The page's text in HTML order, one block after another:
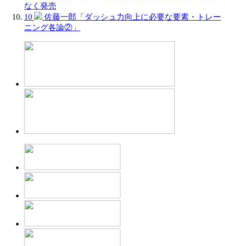
なく発売
10
佐藤一郎「ダッシュ力向上に必要な要素・トレー
ニング各論②」